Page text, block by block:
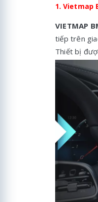
1. Vietmap
VIETMAP
tiếp trên
Thiết bị